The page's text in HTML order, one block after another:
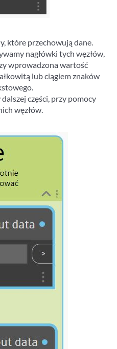
które przechowują dane.
nagłówki tych węzłów,
wprowadzona wartość
lub ciągiem znaków
części, przy pomocy
węzłów.